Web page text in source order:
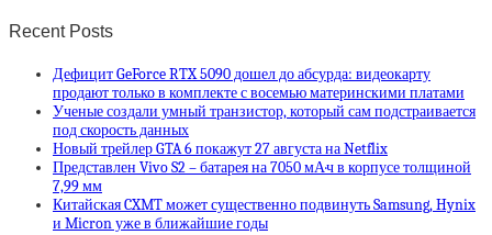
Recent Posts
Дефицит GeForce RTX 5090 дошел до абсурда: видеокарту
продают только в комплекте с восемью материнскими платами
Ученые создали умный транзистор, который сам подстраивается
под скорость данных
Новый трейлер GTA 6 покажут 27 августа на Netflix
Представлен Vivo S2 – батарея на 7050 мА·ч в корпусе толщиной
7,99 мм
Китайская CXMT может существенно подвинуть Samsung, Hynix
и Micron уже в ближайшие годы